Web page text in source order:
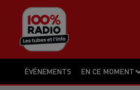
ÉVÉNEMENTS EN CE MOMENT